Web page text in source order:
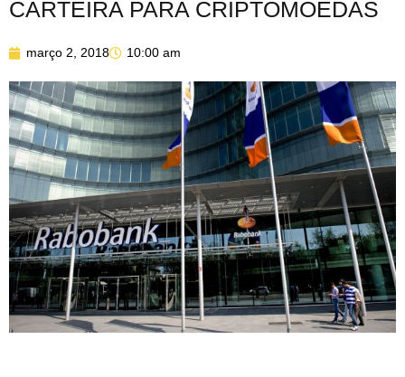
CARTEIRA PARA CRIPTOMOEDAS
março 2, 2018 10:00 am